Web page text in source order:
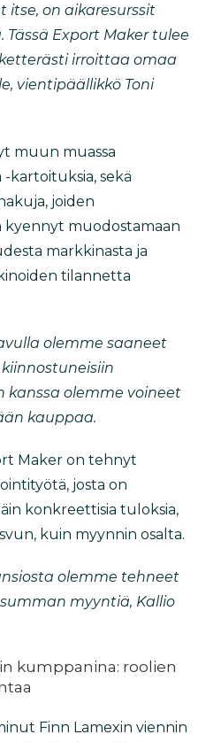
on aikaresurssit
Tässä Export Maker tulee
irroittaa omaa
vientipäällikkö Toni
muun muassa
-kartoituksia, sekä
joiden
kyennyt muodostamaan
markkinasta ja
tilannetta
olemme saaneet
kanssa olemme voineet
kauppaa.
Maker on tehnyt
josta on
konkreettisia tuloksia,
kuin myynnin osalta.
olemme tehneet
myyntiä, Kallio
kumppanina: roolien
Finn Lamexin viennin